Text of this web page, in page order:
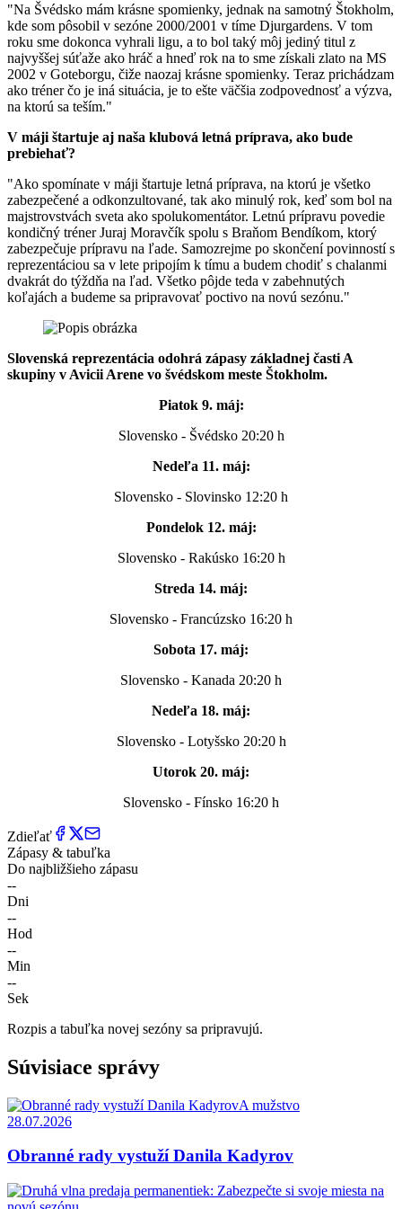
"Na Švédsko mám krásne spomienky, jednak na samotný Štokholm,
kde som pôsobil v sezóne 2000/2001 v tíme Djurgardens. V tom
roku sme dokonca vyhrali ligu, a to bol taký môj jediný titul z
najvyššej súťaže ako hráč a hneď rok na to sme získali zlato na MS
2002 v Goteborgu, čiže naozaj krásne spomienky. Teraz prichádzam
ako tréner čo je iná situácia, je to ešte väčšia zodpovednosť a výzva,
na ktorú sa teším."
V máji štartuje aj naša klubová letná príprava, ako bude
prebiehať?
"Ako spomínate v máji štartuje letná príprava, na ktorú je všetko
zabezpečené a odkonzultované, tak ako minulý rok, keď som bol na
majstrovstvách sveta ako spolukomentátor. Letnú prípravu povedie
kondičný tréner Juraj Moravčík spolu s Braňom Bendíkom, ktorý
zabezpečuje prípravu na ľade. Samozrejme po skončení povinností s
reprezentáciou sa v lete pripojím k tímu a budem chodiť s chalanmi
dvakrát do týždňa na ľad. Všetko pôjde teda v zabehnutých
koľajách a budeme sa pripravovať poctivo na novú sezónu."
Slovenská reprezentácia odohrá zápasy základnej časti A
skupiny v Avicii Arene vo švédskom meste Štokholm.
Piatok 9. máj:
Slovensko - Švédsko 20:20 h
Nedeľa 11. máj:
Slovensko - Slovinsko 12:20 h
Pondelok 12. máj:
Slovensko - Rakúsko 16:20 h
Streda 14. máj:
Slovensko - Francúzsko 16:20 h
Sobota 17. máj:
Slovensko - Kanada 20:20 h
Nedeľa 18. máj:
Slovensko - Lotyšsko 20:20 h
Utorok 20. máj:
Slovensko - Fínsko 16:20 h
Zdieľať
Zápasy & tabuľka
Do najbližšieho zápasu
--
Dni
--
Hod
--
Min
--
Sek
Rozpis a tabuľka novej sezóny sa pripravujú.
Súvisiace správy
A mužstvo
28.07.2026
Obranné rady vystuží Danila Kadyrov